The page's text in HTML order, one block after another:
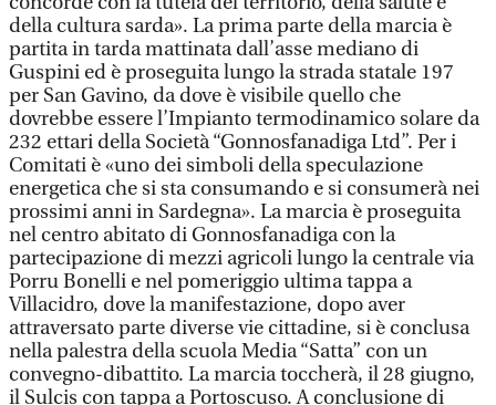
della cultura sarda». La prima parte della marcia è
partita in tarda mattinata dall’asse mediano di
Guspini ed è proseguita lungo la strada statale 197
per San Gavino, da dove è visibile quello che
dovrebbe essere l’Impianto termodinamico solare da
232 ettari della Società “Gonnosfanadiga Ltd”. Per i
Comitati è «uno dei simboli della speculazione
energetica che si sta consumando e si consumerà nei
prossimi anni in Sardegna». La marcia è proseguita
nel centro abitato di Gonnosfanadiga con la
partecipazione di mezzi agricoli lungo la centrale via
Porru Bonelli e nel pomeriggio ultima tappa a
Villacidro, dove la manifestazione, dopo aver
attraversato parte diverse vie cittadine, si è conclusa
nella palestra della scuola Media “Satta” con un
convegno-dibattito. La marcia toccherà, il 28 giugno,
il Sulcis con tappa a Portoscuso. A conclusione di